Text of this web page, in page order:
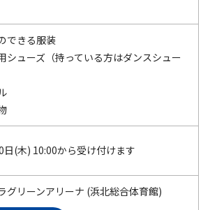
できる服装
シューズ（持っている方はダンスシュー
日(木) 10:00から受け付けます
グリーンアリーナ (浜北総合体育館)